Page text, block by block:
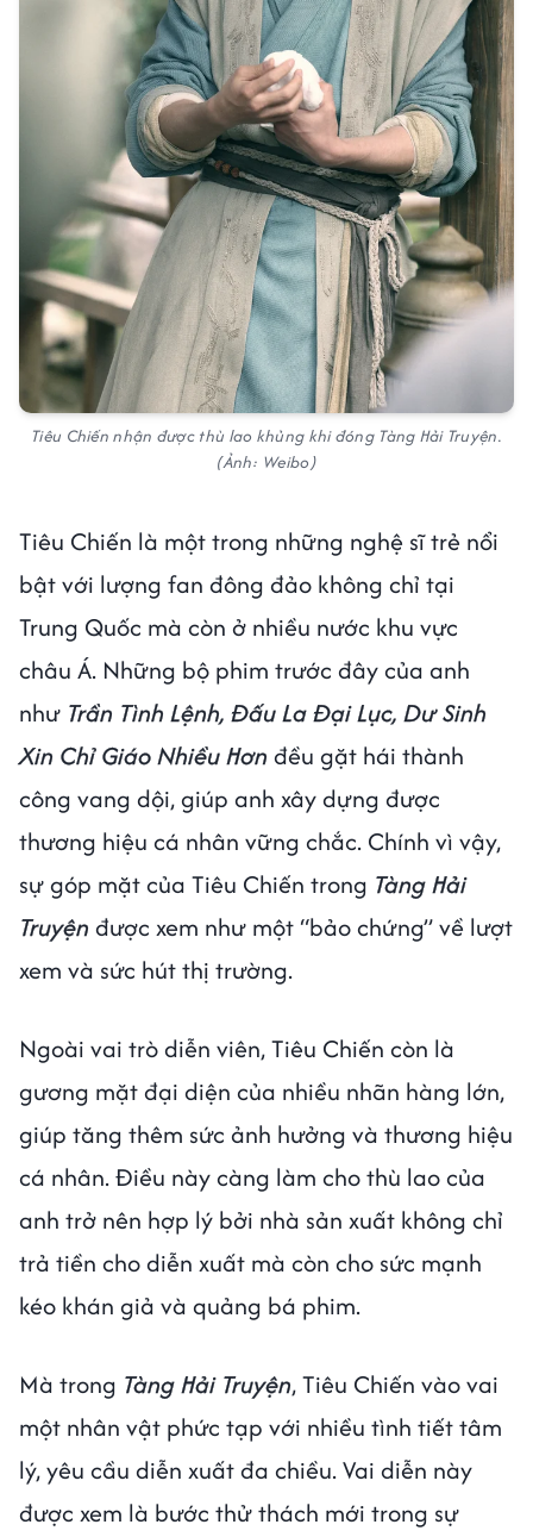
Tiêu Chiến nhận được thù lao khủng khi đóng Tàng Hải Truyện.
(Ảnh: Weibo)
Tiêu Chiến là một trong những nghệ sĩ trẻ nổi
bật với lượng fan đông đảo không chỉ tại
Trung Quốc mà còn ở nhiều nước khu vực
châu Á. Những bộ phim trước đây của anh
như Trần Tình Lệnh, Đấu La Đại Lục, Dư Sinh
Xin Chỉ Giáo Nhiều Hơn đều gặt hái thành
công vang dội, giúp anh xây dựng được
thương hiệu cá nhân vững chắc. Chính vì vậy,
sự góp mặt của Tiêu Chiến trong Tàng Hải
Truyện được xem như một “bảo chứng” về lượt
xem và sức hút thị trường.
Ngoài vai trò diễn viên, Tiêu Chiến còn là
gương mặt đại diện của nhiều nhãn hàng lớn,
giúp tăng thêm sức ảnh hưởng và thương hiệu
cá nhân. Điều này càng làm cho thù lao của
anh trở nên hợp lý bởi nhà sản xuất không chỉ
trả tiền cho diễn xuất mà còn cho sức mạnh
kéo khán giả và quảng bá phim.
Mà trong Tàng Hải Truyện, Tiêu Chiến vào vai
một nhân vật phức tạp với nhiều tình tiết tâm
lý, yêu cầu diễn xuất đa chiều. Vai diễn này
được xem là bước thử thách mới trong sự